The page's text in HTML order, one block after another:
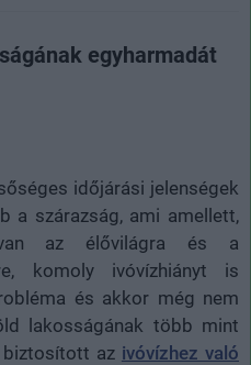
egyharmadát
időjárási jelenségek
a szárazság, ami amellett,
az élővilágra és a
komoly ivóvízhiányt is
és akkor még nem
lakosságának több mint
biztosított az ivóvízhez való